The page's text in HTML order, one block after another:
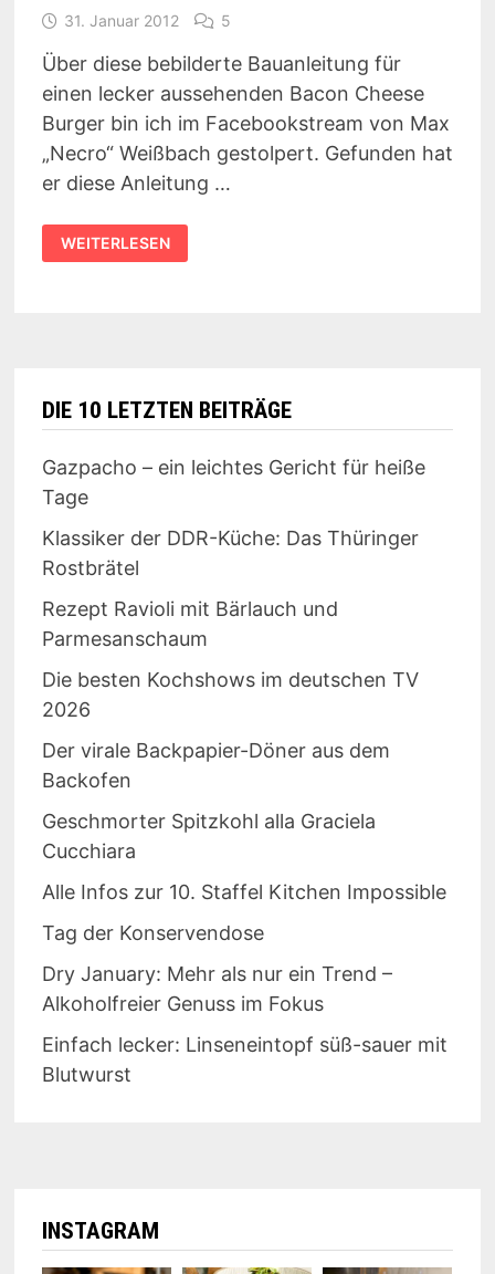
31. Januar 2012 5
Über diese bebilderte Bauanleitung für
einen lecker aussehenden Bacon Cheese
Burger bin ich im Facebookstream von Max
„Necro“ Weißbach gestolpert. Gefunden hat
er diese Anleitung …
FUNDSTÜCK:
EXTREM
BACON
WEITERLESEN
DIE 10 LETZTEN BEITRÄGE
Gazpacho – ein leichtes Gericht für heiße
Tage
Klassiker der DDR-Küche: Das Thüringer
Rostbrätel
Rezept Ravioli mit Bärlauch und
Parmesanschaum
Die besten Kochshows im deutschen TV
2026
Der virale Backpapier-Döner aus dem
Backofen
Geschmorter Spitzkohl alla Graciela
Cucchiara
Alle Infos zur 10. Staffel Kitchen Impossible
Tag der Konservendose
Dry January: Mehr als nur ein Trend –
Alkoholfreier Genuss im Fokus
Einfach lecker: Linseneintopf süß-sauer mit
Blutwurst
INSTAGRAM